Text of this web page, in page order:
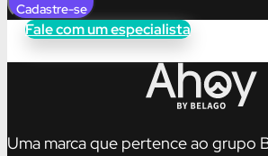
Cadastre-se
Fale com um especialista
Uma marca que pertence ao grupo